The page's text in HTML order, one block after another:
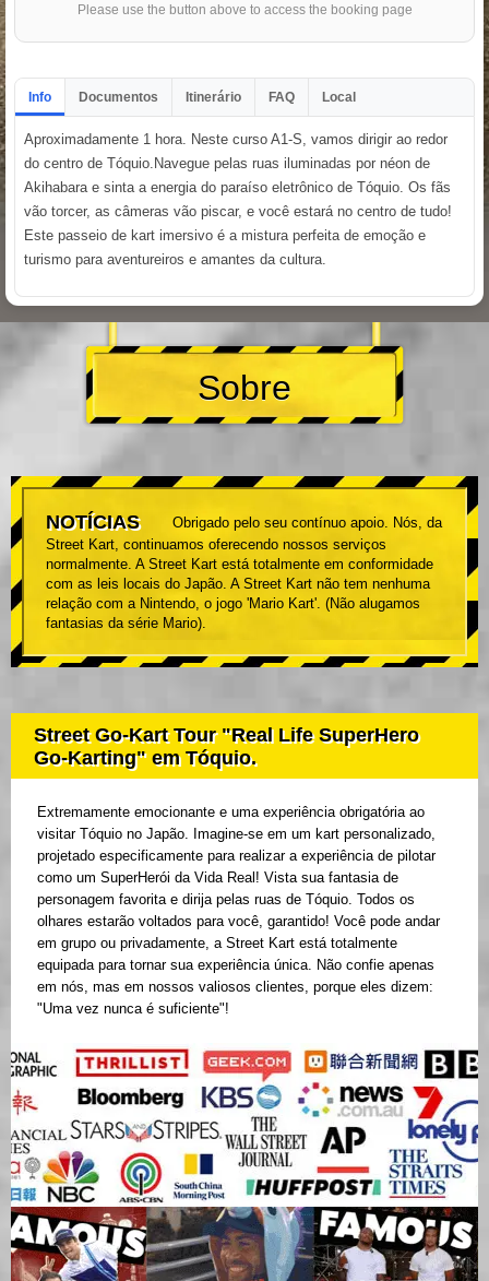
Please use the button above to access the booking page
Info Documentos Itinerário FAQ Local
Aproximadamente 1 hora. Neste curso A1-S, vamos dirigir ao redor
do centro de Tóquio.Navegue pelas ruas iluminadas por néon de
Akihabara e sinta a energia do paraíso eletrônico de Tóquio. Os fãs
vão torcer, as câmeras vão piscar, e você estará no centro de tudo!
Este passeio de kart imersivo é a mistura perfeita de emoção e
turismo para aventureiros e amantes da cultura.
Sobre
NOTÍCIAS
Obrigado pelo seu contínuo apoio. Nós, da
Street Kart, continuamos oferecendo nossos serviços
normalmente. A Street Kart está totalmente em conformidade
com as leis locais do Japão. A Street Kart não tem nenhuma
relação com a Nintendo, o jogo 'Mario Kart'. (Não alugamos
fantasias da série Mario).
Street Go-Kart Tour "Real Life SuperHero
Go-Karting" em Tóquio.
Extremamente emocionante e uma experiência obrigatória ao
visitar Tóquio no Japão. Imagine-se em um kart personalizado,
projetado especificamente para realizar a experiência de pilotar
como um SuperHerói da Vida Real! Vista sua fantasia de
personagem favorita e dirija pelas ruas de Tóquio. Todos os
olhares estarão voltados para você, garantido! Você pode andar
em grupo ou privadamente, a Street Kart está totalmente
equipada para tornar sua experiência única. Não confie apenas
em nós, mas em nossos valiosos clientes, porque eles dizem:
"Uma vez nunca é suficiente"!